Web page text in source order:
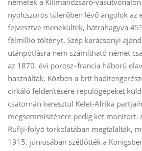
nyolcszoros túlerőben lévő angolok az
fejvesztve menekültek, hátrahagyva
félmillió töltényt. Szép karácsonyi
utánpótlásra nem számítható német
az 1870. évi porosz–francia háború
használták. Közben a brit
cirkáló felderítésére repülőgépeket
csatornán keresztül Kelet-Afrika
megsemmisítésére pedig két monitort.
Rufiji-folyó torkolatában megtalálták,
1915. júniusában szétlőtték a